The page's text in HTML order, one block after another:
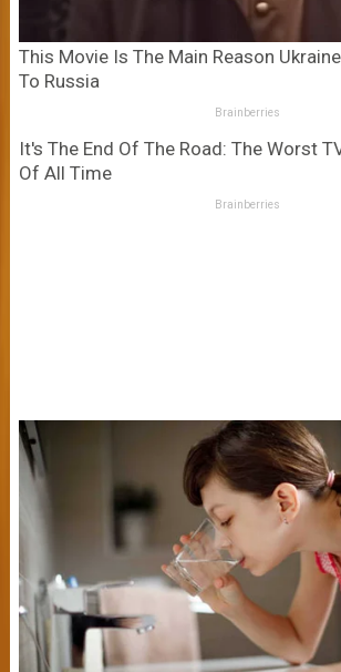
This Movie Is The Main Reason
To Russia
Brainberries
It's The End Of The Road: The Worst
Of All Time
Brainberries